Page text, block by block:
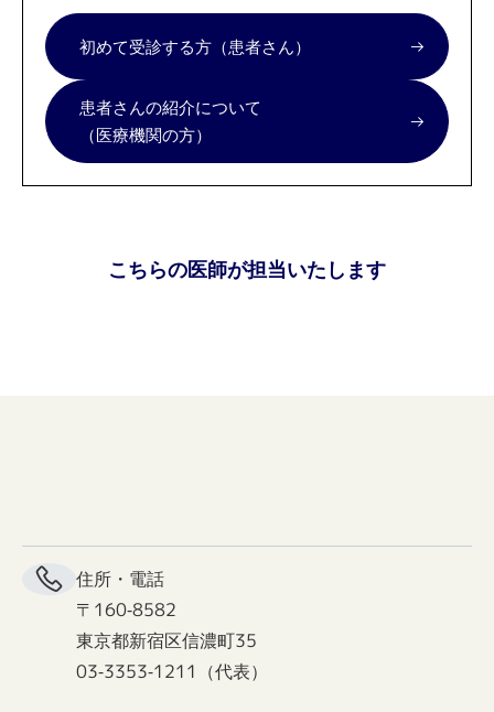
初めて受診する方（患者さん）
患者さんの紹介について
（医療機関の方）
こちらの医師が担当いたします
住所・電話
〒160-8582
東京都新宿区信濃町35
03-3353-1211（代表）